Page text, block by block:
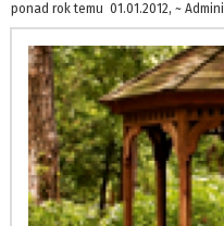
ponad rok temu 01.01.2012, ~